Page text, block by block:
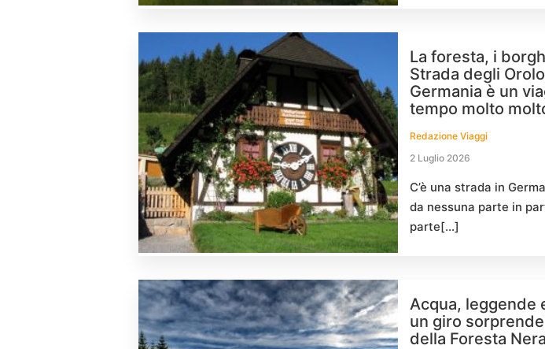
La foresta, i
Strada degli
Germania è un
tempo molto
Redazione Viaggi
2 Luglio 2026
C’è una strada in
da nessuna parte in
parte[…]
Acqua, leggende
un giro
della Foresta Nera